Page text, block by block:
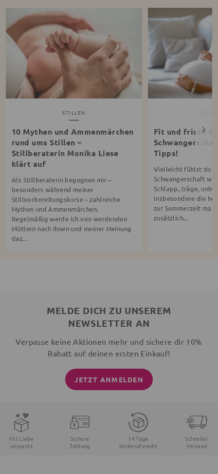
STILLEN
10 Mythen und Ammenmärchen
rund ums Stillen –
Stillberaterin Monika Liese
klärt auf
Als Stillberaterin begegnen mir –
besonders während meiner
Stillvorbereitungskurse – zahlreiche
Mythen und Ammenmärchen.
Regelmäßig werde ich von werdenden
Müttern nach ihnen und meiner Meinung
daz...
Fit und frisch
Tipps!
Vielleicht fühlst du
Schwangerschaft
Schlapp, träge,
Insbesondere die
zur Sommerzeit
zusätzlich...
MELDE DICH ZU UNSEREM
NEWSLETTER AN
Verpasse keine Aktionen mehr und sichere dir 10%
Rabatt auf deinen ersten Einkauf!
JETZT ANMELDEN
Mit Liebe
verpackt
Sichere
Zahlung
14 Tage
Widerrufsrecht
Schneller
Versand